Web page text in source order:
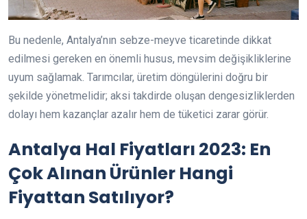
Bu nedenle, Antalya’nın sebze-meyve ticaretinde dikkat
edilmesi gereken en önemli husus, mevsim değişikliklerine
uyum sağlamak. Tarımcılar, üretim döngülerini doğru bir
şekilde yönetmelidir; aksi takdirde oluşan dengesizliklerden
dolayı hem kazançlar azalır hem de tüketici zarar görür.
Antalya Hal Fiyatları 2023: En
Çok Alınan Ürünler Hangi
Fiyattan Satılıyor?